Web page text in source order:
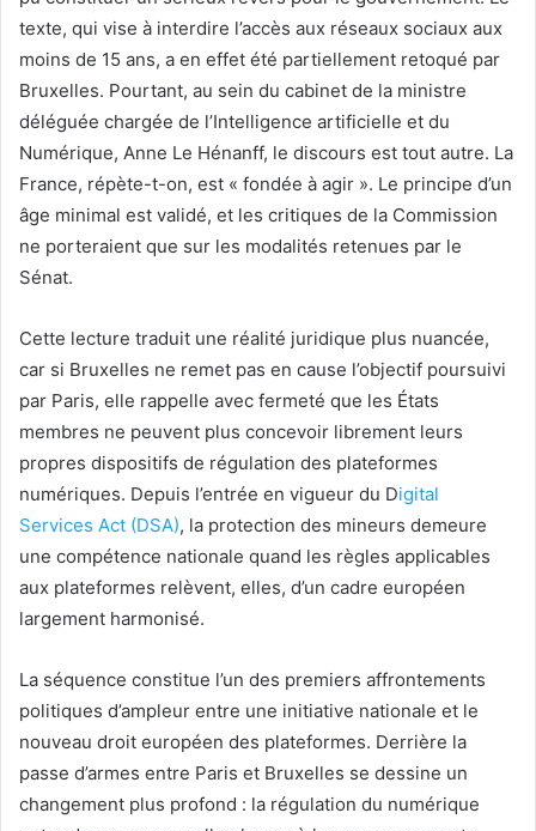
texte, qui vise à interdire l’accès aux réseaux sociaux aux
moins de 15 ans, a en effet été partiellement retoqué par
Bruxelles. Pourtant, au sein du cabinet de la ministre
déléguée chargée de l’Intelligence artificielle et du
Numérique, Anne Le Hénanff, le discours est tout autre. La
France, répète-t-on, est « fondée à agir ». Le principe d’un
âge minimal est validé, et les critiques de la Commission
ne porteraient que sur les modalités retenues par le
Sénat.
Cette lecture traduit une réalité juridique plus nuancée,
car si Bruxelles ne remet pas en cause l’objectif poursuivi
par Paris, elle rappelle avec fermeté que les États
membres ne peuvent plus concevoir librement leurs
propres dispositifs de régulation des plateformes
numériques. Depuis l’entrée en vigueur du Digital
Services Act (DSA), la protection des mineurs demeure
une compétence nationale quand les règles applicables
aux plateformes relèvent, elles, d’un cadre européen
largement harmonisé.
La séquence constitue l’un des premiers affrontements
politiques d’ampleur entre une initiative nationale et le
nouveau droit européen des plateformes. Derrière la
passe d’armes entre Paris et Bruxelles se dessine un
changement plus profond : la régulation du numérique